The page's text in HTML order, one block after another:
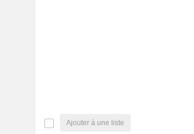
Ajouter à une liste